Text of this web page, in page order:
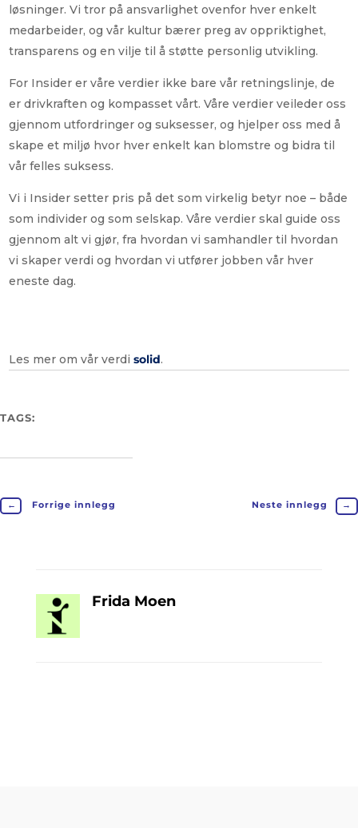
løsninger. Vi tror på ansvarlighet ovenfor hver enkelt
medarbeider, og vår kultur bærer preg av oppriktighet,
transparens og en vilje til å støtte personlig utvikling.
For Insider er våre verdier ikke bare vår retningslinje, de
er drivkraften og kompasset vårt. Våre verdier veileder oss
gjennom utfordringer og suksesser, og hjelper oss med å
skape et miljø hvor hver enkelt kan blomstre og bidra til
vår felles suksess.
Vi i Insider setter pris på det som virkelig betyr noe – både
som individer og som selskap. Våre verdier skal guide oss
gjennom alt vi gjør, fra hvordan vi samhandler til hvordan
vi skaper verdi og hvordan vi utfører jobben vår hver
eneste dag.
Les mer om vår verdisolid.
TAGS:
← Forrige innlegg Neste innlegg →
Frida Moen